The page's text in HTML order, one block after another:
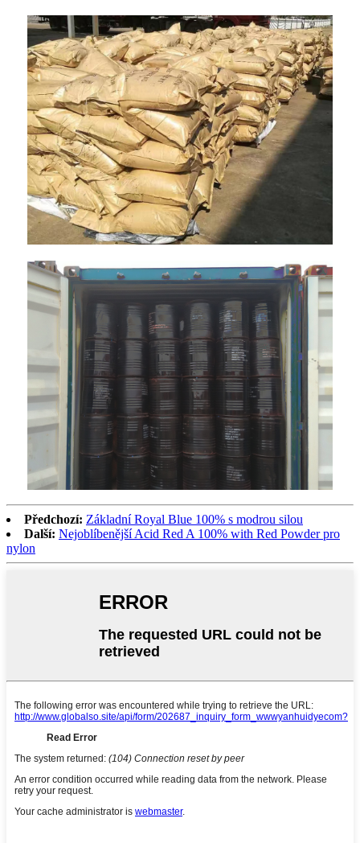
Předchozí: Základní Royal Blue 100% s modrou silou
Další: Nejoblíbenější Acid Red A 100% with Red Powder pro
nylon